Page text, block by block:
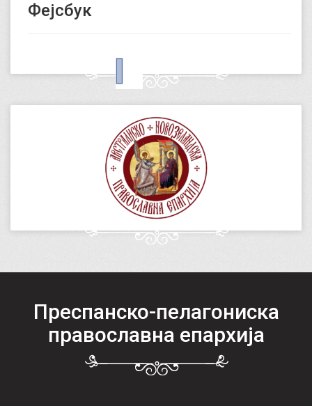
Фејсбук
Преспанско-пелагониска
православна епархија